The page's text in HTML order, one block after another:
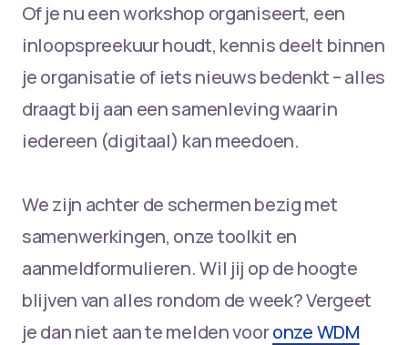
Of je nu een workshop organiseert, een
inloopspreekuur houdt, kennis deelt binnen
je organisatie of iets nieuws bedenkt – alles
draagt bij aan een samenleving waarin
iedereen (digitaal) kan meedoen.
We zijn achter de schermen bezig met
samenwerkingen, onze toolkit en
aanmeldformulieren. Wil jij op de hoogte
blijven van alles rondom de week? Vergeet
je dan niet aan te melden vooronze WDM